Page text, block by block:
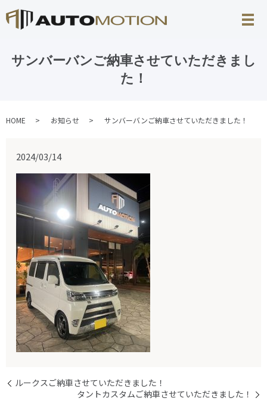
サンバーバンご納車させていただきまし
た！
HOME お知らせ サンバーバンご納車させていただきました！
2024/03/14
ルークスご納車させていただきました！
タントカスタムご納車させていただきました！